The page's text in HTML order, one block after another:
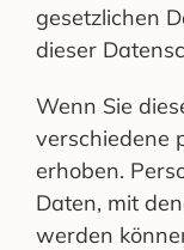
gesetzlichen
dieser
Wenn Sie
verschiedene
erhoben.
Daten, mit
werden